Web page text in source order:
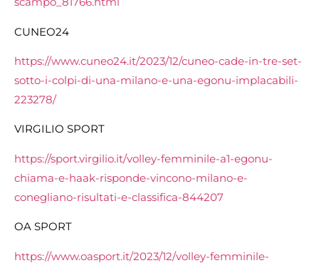
CUNEO24
https://www.cuneo24.it/2023/12/cuneo-cade-in-tre-set-
sotto-i-colpi-di-una-milano-e-una-egonu-implacabili-
223278/
VIRGILIO SPORT
https://sport.virgilio.it/volley-femminile-a1-egonu-
chiama-e-haak-risponde-vincono-milano-e-
conegliano-risultati-e-classifica-844207
OA SPORT
https://www.oasport.it/2023/12/volley-femminile-